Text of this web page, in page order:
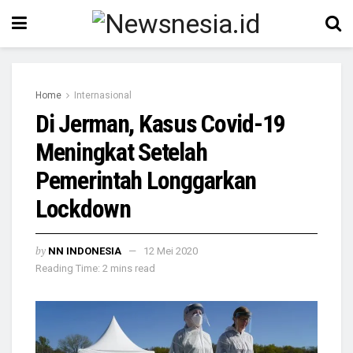
Home Internasional
Di Jerman, Kasus Covid-19
Meningkat Setelah
Pemerintah Longgarkan
Lockdown
by NN INDONESIA
12 Mei 2020
Reading Time: 2 mins read